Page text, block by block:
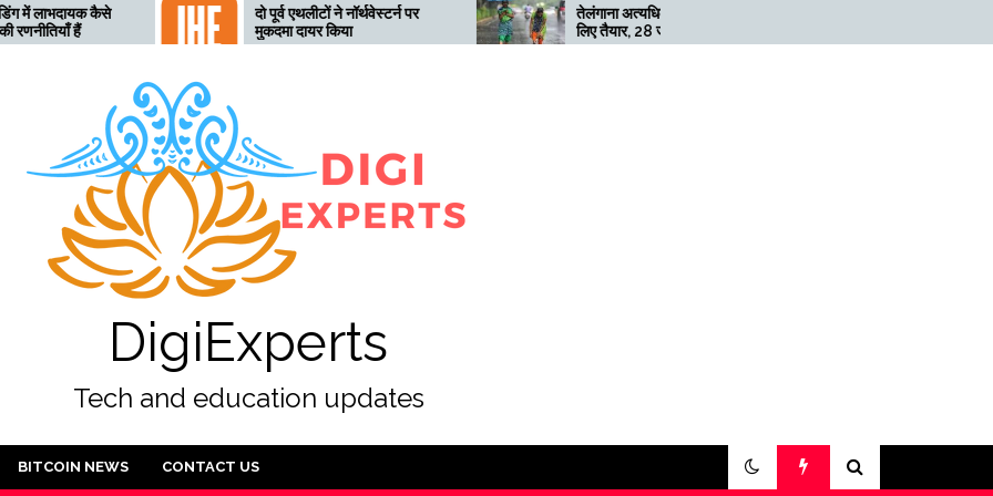
कैसे
दो पूर्व एथलीटों ने नॉर्थवेस्टर्न पर
मुकदमा दायर किया
तेलंगाना अत्यधिक भारी बारिश के
लिए तैयार, 28 जुलाई तक ‘रेड’
अलर्ट जारी
नहीं हुई तो खनन लाभदायक नहीं है
DigiExperts
Tech and education updates
BITCOIN NEWS CONTACT US